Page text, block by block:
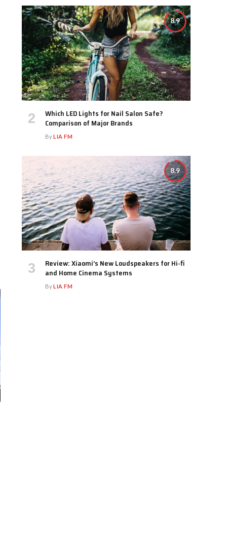
8.9
Which LED Lights for Nail Salon Safe?
Comparison of Major Brands
ByLIA FM
8.9
Review: Xiaomi’s New Loudspeakers for Hi-fi
and Home Cinema Systems
ByLIA FM